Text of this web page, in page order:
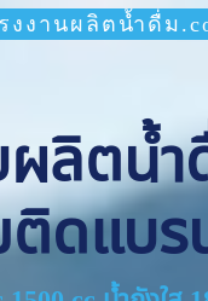
งงานผลิตน้ำดื่ม
ลิตน้
ดแบ